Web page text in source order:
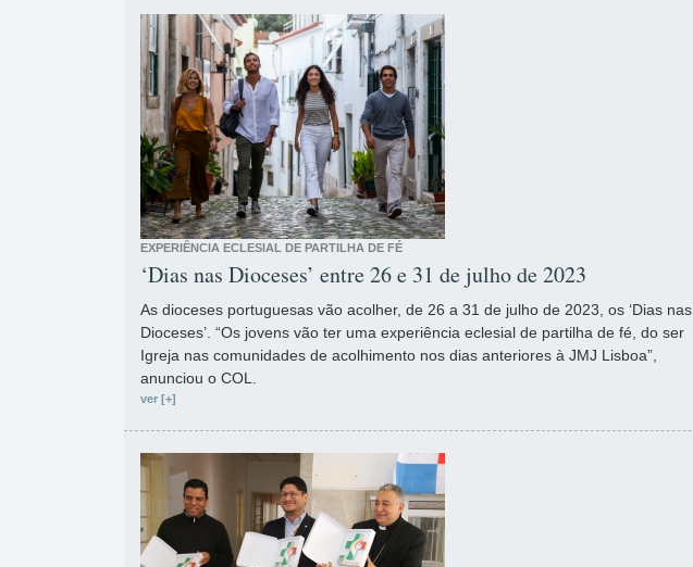
EXPERIÊNCIA ECLESIAL DE PARTILHA DE FÉ
‘Dias nas Dioceses’ entre 26 e 31 de julho de 2023
As dioceses portuguesas vão acolher, de 26 a 31 de julho de 2023, os ‘Dias nas
Dioceses’. “Os jovens vão ter uma experiência eclesial de partilha de fé, do ser
Igreja nas comunidades de acolhimento nos dias anteriores à JMJ Lisboa”,
anunciou o COL.
ver [+]